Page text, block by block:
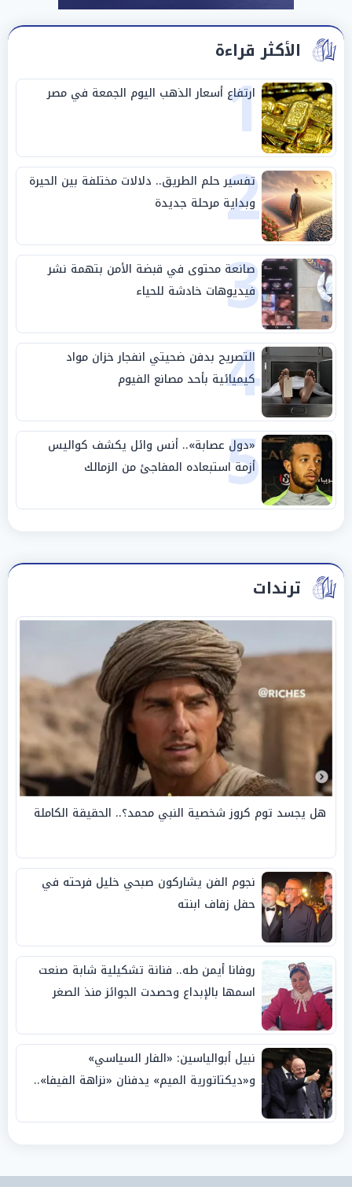
الأكثر قراءة
1
ارتفاع أسعار الذهب اليوم الجمعة في مصر
2
تفسير حلم الطريق.. دلالات مختلفة بين الحيرة
وبداية مرحلة جديدة
3
صانعة محتوى في قبضة الأمن بتهمة نشر
فيديوهات خادشة للحياء
4
التصريح بدفن ضحيتي انفجار خزان مواد
كيميائية بأحد مصانع الفيوم
5
«دول عصابة».. أنس وائل يكشف كواليس
أزمة استبعاده المفاجئ من الزمالك
ترندات
هل يجسد توم كروز شخصية النبي محمد؟.. الحقيقة الكاملة
نجوم الفن يشاركون صبحي خليل فرحته في
حفل زفاف ابنته
روفانا أيمن طه.. فنانة تشكيلية شابة صنعت
اسمها بالإبداع وحصدت الجوائز منذ الصغر
نبيل أبوالياسين: «الفار السياسي»
و«ديكتاتورية الميم» يدفنان «نزاهة الفيفا»..